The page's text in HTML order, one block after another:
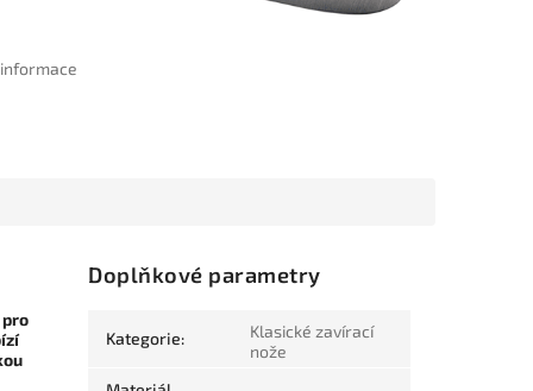
Doplňkové parametry
Kategorie:
Klasické zavírací
nože